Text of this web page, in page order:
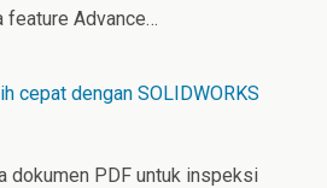
feature Advance…
cepat dengan SOLIDWORKS
dokumen PDF untuk inspeksi